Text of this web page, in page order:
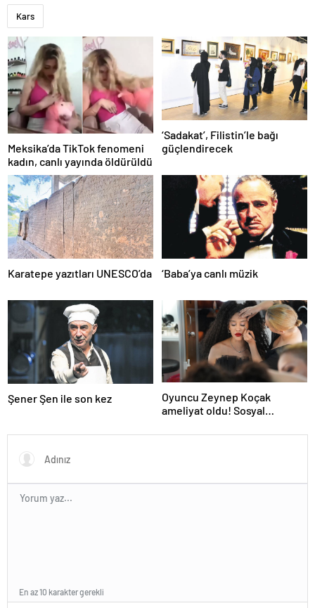
Kars
Meksika’da TikTok fenomeni
kadın, canlı yayında öldürüldü
‘Sadakat’, Filistin’le bağı
güçlendirecek
Karatepe yazıtları UNESCO’da ‘Baba’ya canlı müzik
Şener Şen ile son kez
Oyuncu Zeynep Koçak
ameliyat oldu! Sosyal
paylaştı
En az 10 karakter gerekli